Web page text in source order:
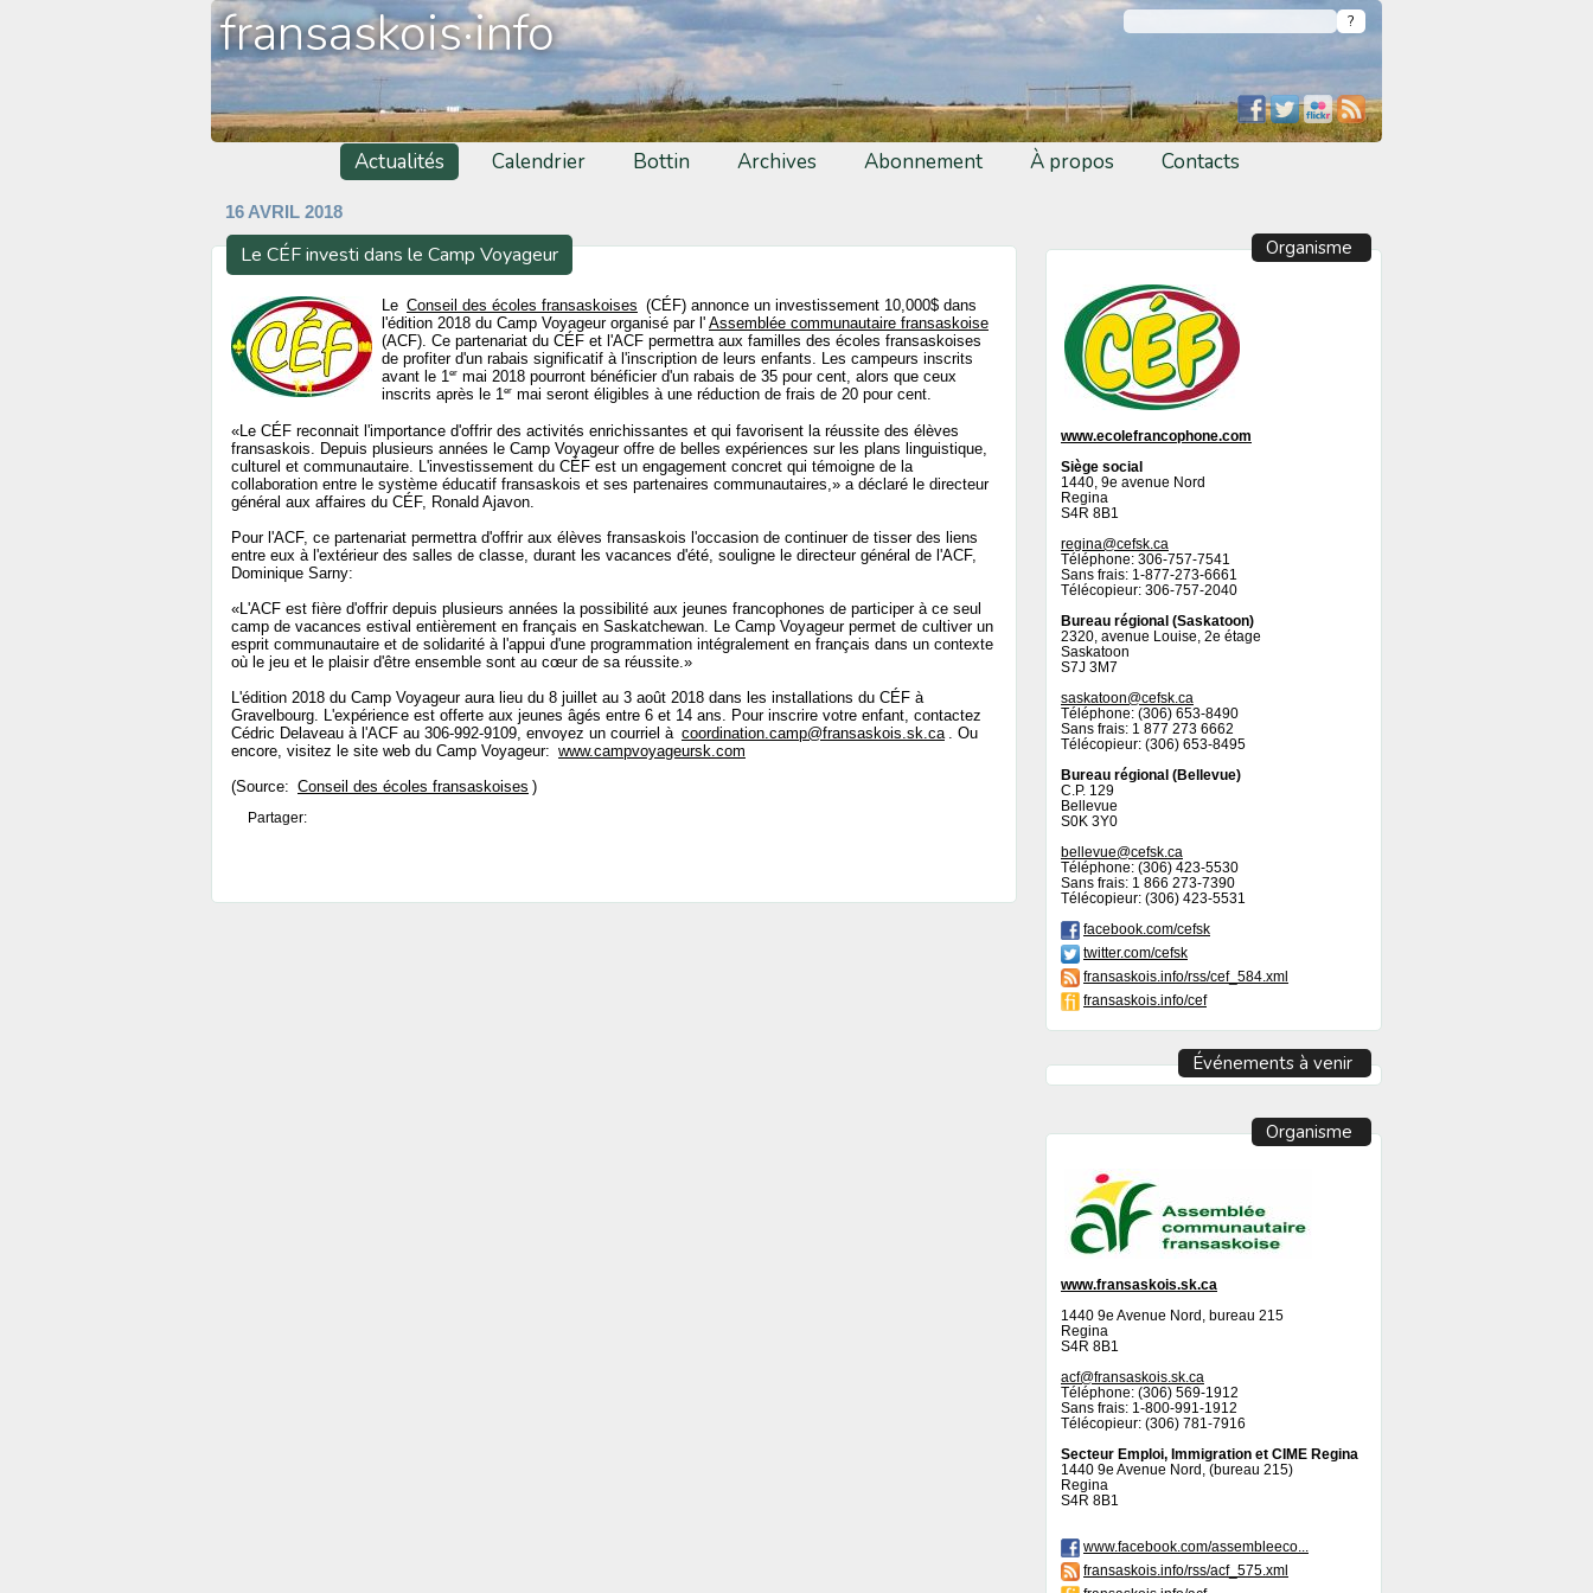
fransaskois·info
Actualités Calendrier Bottin Archives Abonnement À propos Contacts
16 AVRIL 2018
Le CÉF investi dans le Camp Voyageur
Le Conseil des écoles fransaskoises (CÉF) annonce un investissement 10,000$ dans
l'édition 2018 du Camp Voyageur organisé par l' Assemblée communautaire fransaskoise
(ACF). Ce partenariat du CÉF et l'ACF permettra aux familles des écoles fransaskoises
de profiter d'un rabais significatif à l'inscription de leurs enfants. Les campeurs inscrits
avant le 1er mai 2018 pourront bénéficier d'un rabais de 35 pour cent, alors que ceux
inscrits après le 1er mai seront éligibles à une réduction de frais de 20 pour cent.
«Le CÉF reconnait l'importance d'offrir des activités enrichissantes et qui favorisent la réussite des élèves
fransaskois. Depuis plusieurs années le Camp Voyageur offre de belles expériences sur les plans linguistique,
culturel et communautaire. L'investissement du CÉF est un engagement concret qui témoigne de la
collaboration entre le système éducatif fransaskois et ses partenaires communautaires,» a déclaré le directeur
général aux affaires du CÉF, Ronald Ajavon.
Pour l'ACF, ce partenariat permettra d'offrir aux élèves fransaskois l'occasion de continuer de tisser des liens
entre eux à l'extérieur des salles de classe, durant les vacances d'été, souligne le directeur général de l'ACF,
Dominique Sarny:
«L'ACF est fière d'offrir depuis plusieurs années la possibilité aux jeunes francophones de participer à ce seul
camp de vacances estival entièrement en français en Saskatchewan. Le Camp Voyageur permet de cultiver un
esprit communautaire et de solidarité à l'appui d'une programmation intégralement en français dans un contexte
où le jeu et le plaisir d'être ensemble sont au cœur de sa réussite.»
L'édition 2018 du Camp Voyageur aura lieu du 8 juillet au 3 août 2018 dans les installations du CÉF à
Gravelbourg. L'expérience est offerte aux jeunes âgés entre 6 et 14 ans. Pour inscrire votre enfant, contactez
Cédric Delaveau à l'ACF au 306-992-9109, envoyez un courriel à coordination.camp@fransaskois.sk.ca
. Ou
encore, visitez le site web du Camp Voyageur: www.campvoyageursk.com
(Source: Conseil des écoles fransaskoises )
Partager:
Organisme
www.ecolefrancophone.com
Siège social
1440, 9e avenue Nord
Regina
S4R 8B1
regina@cefsk.ca
Téléphone: 306-757-7541
Sans frais: 1-877-273-6661
Télécopieur: 306-757-2040
Bureau régional (Saskatoon)
2320, avenue Louise, 2e étage
Saskatoon
S7J 3M7
saskatoon@cefsk.ca
Téléphone: (306) 653-8490
Sans frais: 1 877 273 6662
Télécopieur: (306) 653-8495
Bureau régional (Bellevue)
C.P. 129
Bellevue
S0K 3Y0
bellevue@cefsk.ca
Téléphone: (306) 423-5530
Sans frais: 1 866 273-7390
Télécopieur: (306) 423-5531
facebook.com/cefsk
twitter.com/cefsk
fransaskois.info/rss/cef_584.xml
fransaskois.info/cef
Événements à venir
Organisme
www.fransaskois.sk.ca
1440 9e Avenue Nord, bureau 215
Regina
S4R 8B1
acf@fransaskois.sk.ca
Téléphone: (306) 569-1912
Sans frais: 1-800-991-1912
Télécopieur: (306) 781-7916
Secteur Emploi, Immigration et CIME Regina
1440 9e Avenue Nord, (bureau 215)
Regina
S4R 8B1
www.facebook.com/assembleeco...
fransaskois.info/rss/acf_575.xml